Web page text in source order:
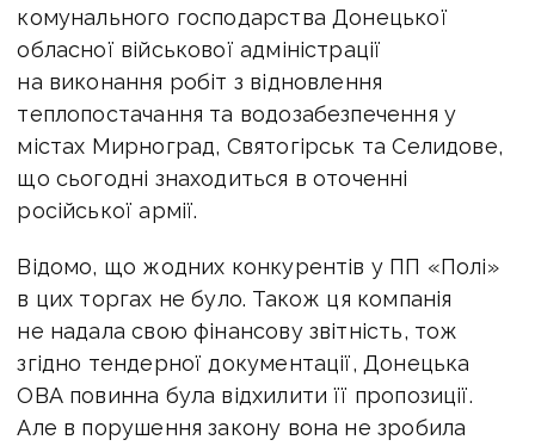
комунального господарства Донецької
обласної військової адміністрації
на виконання робіт з відновлення
теплопостачання та водозабезпечення у
містах Мирноград, Святогірськ та Селидове,
що сьогодні знаходиться в оточенні
російської армії.
Відомо, що жодних конкурентів у ПП «Полі»
в цих торгах не було. Також ця компанія
не надала свою фінансову звітність, тож
згідно тендерної документації, Донецька
ОВА повинна була відхилити її пропозиції.
Але в порушення закону вона не зробила